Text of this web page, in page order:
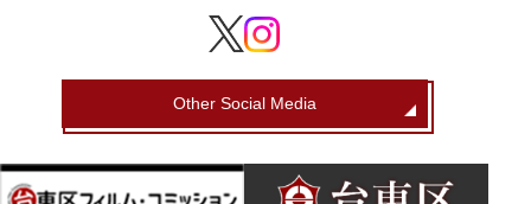
Other Social Media